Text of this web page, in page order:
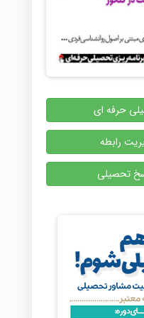
حرفه ای
رابطه
تحصیلی